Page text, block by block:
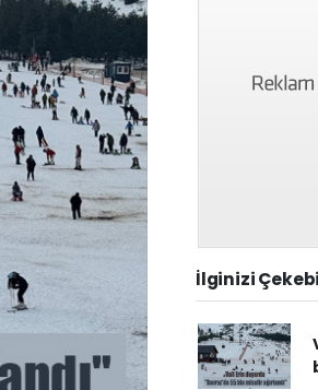
İlginizi